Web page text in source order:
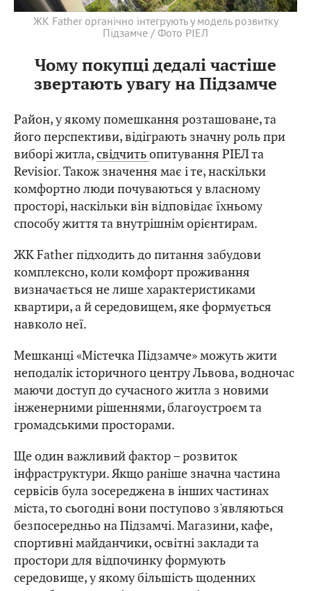
ЖК Father органічно інтегрують у модель розвитку
Підзамче / Фото РІЕЛ
Чому покупці дедалі частіше
звертають увагу на Підзамче
Район, у якому помешкання розташоване, та
його перспективи, відіграють значну роль при
виборі житла,свідчитьопитування РІЕЛ та
Revisior. Також значення має і те, наскільки
комфортно люди почуваються у власному
просторі, наскільки він відповідає їхньому
способу життя та внутрішнім орієнтирам.
ЖК Father підходить до питання забудови
комплексно, коли комфорт проживання
визначається не лише характеристиками
квартири, а й середовищем, яке формується
навколо неї.
Мешканці «Містечка Підзамче» можуть жити
неподалік історичного центру Львова, водночас
маючи доступ до сучасного житла з новими
інженерними рішеннями, благоустроєм та
громадськими просторами.
Ще один важливий фактор – розвиток
інфраструктури. Якщо раніше значна частина
сервісів була зосереджена в інших частинах
міста, то сьогодні вони поступово з'являються
безпосередньо на Підзамчі. Магазини, кафе,
спортивні майданчики, освітні заклади та
простори для відпочинку формують
середовище, у якому більшість щоденних